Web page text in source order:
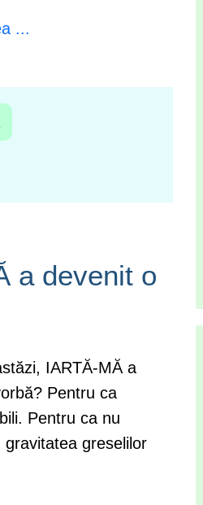
...
a devenit o
IARTĂ-MĂ a
Pentru ca
Pentru ca nu
greselilor